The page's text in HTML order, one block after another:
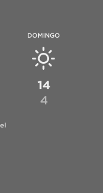
DOMINGO
14
4